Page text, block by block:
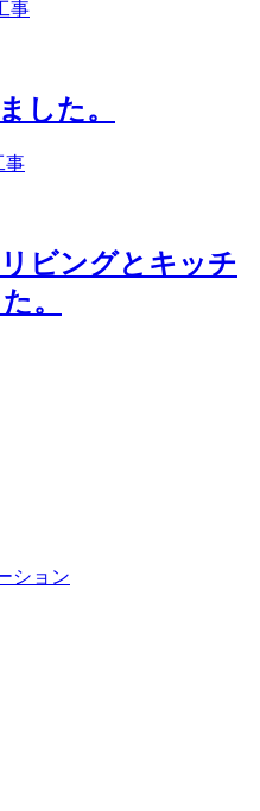
した。
ビングとキッチ
。
ション